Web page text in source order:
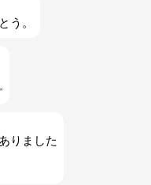
う。
りました